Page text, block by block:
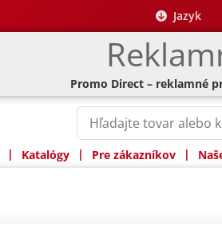
Jazyk
Promo Direct – reklamné
| Katalógy | Pre zákazníkov |